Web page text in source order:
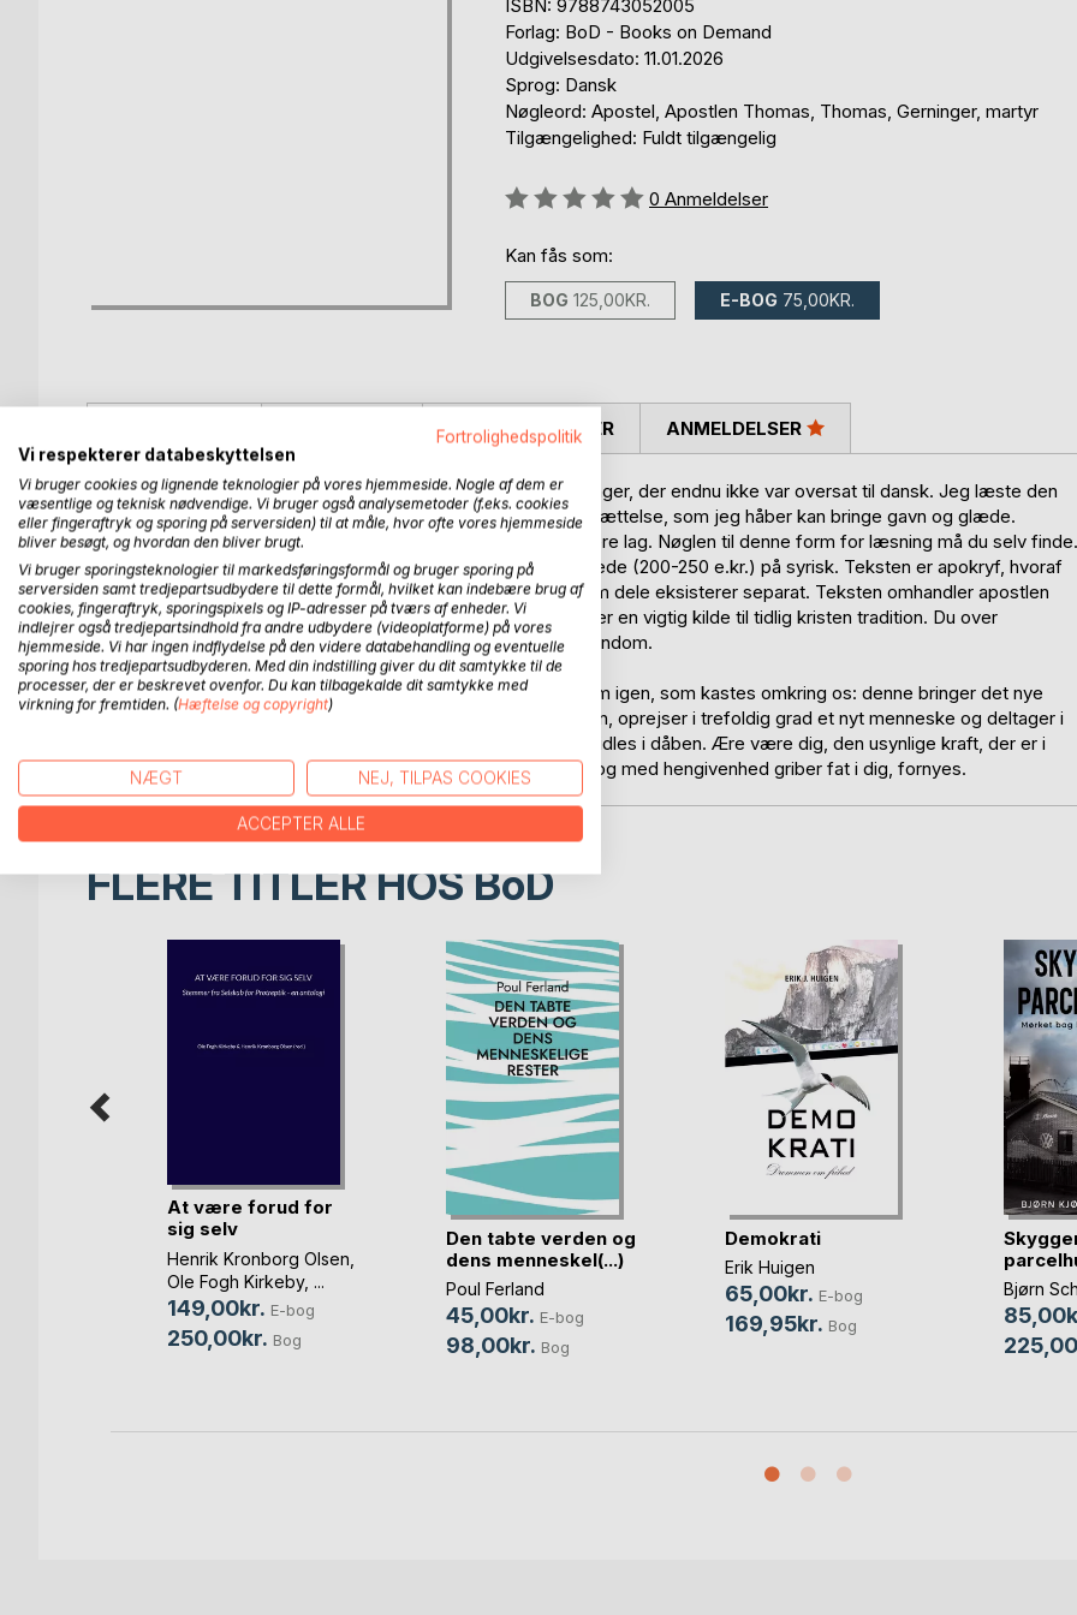
ISBN: 9788743052005
Forlag: BoD - Books on Demand
Udgivelsesdato: 11.01.2026
Sprog: Dansk
Nøgleord: Apostel, Apostlen Thomas, Thomas, Gerninger, martyr
Tilgængelighed: Fuldt tilgængelig
Anmeldelse::
0 Anmeldelser
Kan fås som:
BOG 125,00KR. E-BOG 75,00KR.
En kær ven faldt over teksten om apostlen Thomas gerninger, der endnu ikke var oversat til dansk. Jeg læste den
og fandt den relevant, og har derfor foretaget en fri oversættelse, som jeg håber kan bringe gavn og glæde.
Teksten kan som de oprindelige kristne tekster læses i flere lag. Nøglen til denne form for læsning må du selv finde.
Teksten er sandsynligvis skrevet i det tidligere 3. Århundrede (200-250 e.kr.) på syrisk. Teksten er apokryf, hvoraf
kun én af fem store bøger er bevaret fuldstændigt, selvom dele eksisterer separat. Teksten omhandler apostlen
Thomas' rejse til Indien, hans gerninger og martyrium, og er en vigtig kilde til tidlig kristen tradition. Du over
gerninger, så er der bønner, døb m.m. fra den tidlige kristendom.
Et eksempel fra kapitel 132:
Denne dåb er syndernes forladelse: denne bringer lys frem igen, som kastes omkring os: denne bringer det nye
menneske til ny fødsel: denne blander ånden med kroppen, oprejser i trefoldig grad et nyt menneske og deltager i
syndernes forladelse. Ære være dig, du skjulte, som formidles i dåben. Ære være dig, den usynlige kraft, der er i
dåben. Ære være dig, fornyelse, hvorved de, der er døbt og med hengivenhed griber fat i dig, fornyes.
PRESSEN SKRIVER ANMELDELSER
FLERE TITLER HOSBoD
At være forud for
sig selv
Henrik Kronborg Olsen
Ole Fogh Kirkeby, ...
149,00kr. E-bog
250,00kr. Bog
Den tabte verden og
dens menneskel(...)
Poul Ferland
45,00kr. E-bog
98,00kr. Bog
Demokrati
Erik Huigen
65,00kr. E-bog
169,95kr. Bog
Bjørn
Fortrolighedspolitik
Vi respekterer databeskyttelsen
Vi bruger cookies og lignende teknologier på vores hjemmeside. Nogle af dem er
væsentlige og teknisk nødvendige. Vi bruger også analysemetoder (f.eks. cookies
eller fingeraftryk og sporing på serversiden) til at måle, hvor ofte vores hjemmeside
bliver besøgt, og hvordan den bliver brugt.
Vi bruger sporingsteknologier til markedsføringsformål og bruger sporing på
serversiden samt tredjepartsudbydere til dette formål, hvilket kan indebære brug af
cookies, fingeraftryk, sporingspixels og IP-adresser på tværs af enheder. Vi
indlejrer også tredjepartsindhold fra andre udbydere (videoplatforme) på vores
hjemmeside. Vi har ingen indflydelse på den videre databehandling og eventuelle
sporing hos tredjepartsudbyderen. Med din indstilling giver du dit samtykke til de
processer, der er beskrevet ovenfor. Du kan tilbagekalde dit samtykke med
virkning for fremtiden. (Hæftelse og copyright)
NÆGT NEJ, TILPAS COOKIES
ACCEPTER ALLE